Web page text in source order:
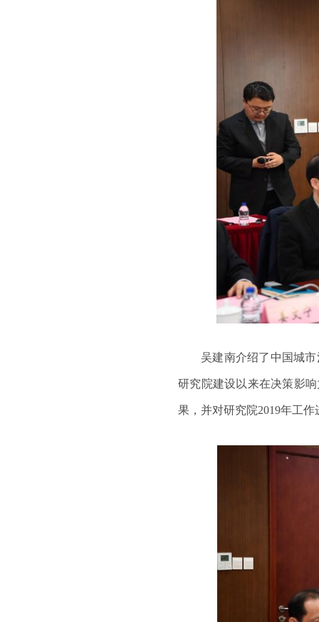
吴建南介绍了中国城
研究院建设以来在决策影
果，并对研究院2019年工作